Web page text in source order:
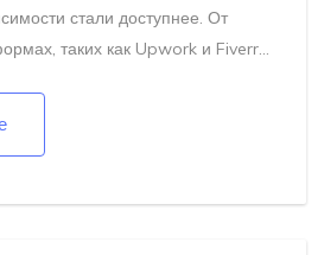
стали доступнее. От
таких как Upwork и Fiverr,
основные направления